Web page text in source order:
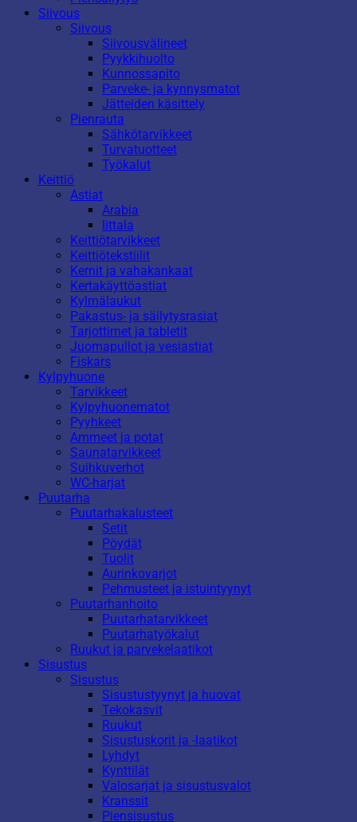
Siivous
Siivous
Siivousvälineet
Pyykkihuolto
Kunnossapito
Parveke- ja kynnysmatot
Jätteiden käsittely
Pienrauta
Sähkötarvikkeet
Turvatuotteet
Työkalut
Keittiö
Astiat
Arabia
Iittala
Keittiötarvikkeet
Keittiötekstiilit
Kernit ja vahakankaat
Kertakäyttöastiat
Kylmälaukut
Pakastus- ja säilytysrasiat
Tarjottimet ja tabletit
Juomapullot ja vesiastiat
Fiskars
Kylpyhuone
Tarvikkeet
Kylpyhuonematot
Pyyhkeet
Ammeet ja potat
Saunatarvikkeet
Suihkuverhot
WC-harjat
Puutarha
Puutarhakalusteet
Setit
Pöydät
Tuolit
Aurinkovarjot
Pehmusteet ja istuintyynyt
Puutarhanhoito
Puutarhatarvikkeet
Puutarhatyökalut
Ruukut ja parvekelaatikot
Sisustus
Sisustus
Sisustustyynyt ja huovat
Tekokasvit
Ruukut
Sisustuskorit ja -laatikot
Lyhdyt
Kynttilät
Valosarjat ja sisustusvalot
Kranssit
Piensisustus